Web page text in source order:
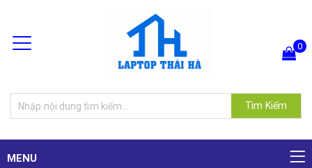
Tìm Kiếm
0
MENU